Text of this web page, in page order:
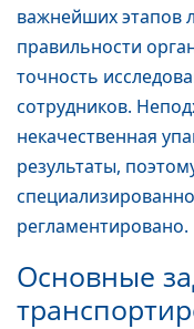
важнейших этапов
правильности
точность
сотрудников.
некачественная
результаты,
регламентировано.
Основные